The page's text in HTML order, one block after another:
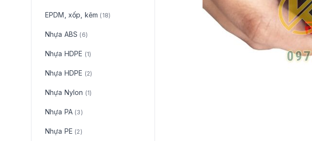
EPDM, xốp, kẽm (18)
Nhựa ABS (6)
Nhựa HDPE (1)
Nhựa HDPE (2)
Nhựa Nylon (1)
Nhựa PA (3)
Nhựa PE (2)